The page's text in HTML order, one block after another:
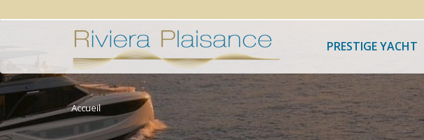
PRESTIGE YACHT
Accueil